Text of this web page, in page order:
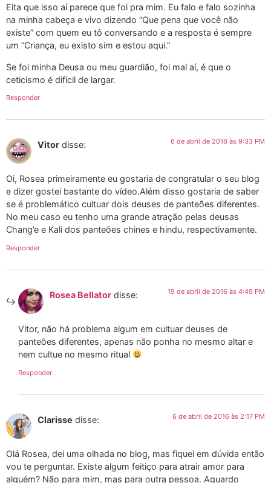
Eita que isso aí parece que foi pra mim. Eu falo e falo sozinha
na minha cabeça e vivo dizendo “Que pena que você não
existe” com quem eu tô conversando e a resposta é sempre
um “Criança, eu existo sim e estou aqui.”
Se foi minha Deusa ou meu guardião, foi mal aí, é que o
ceticismo é difícil de largar.
Responder
Vitor disse: 6 de abril de 2016 às 9:33 PM
Oi, Rosea primeiramente eu gostaria de congratular o seu blog
e dizer gostei bastante do vídeo.Além disso gostaria de saber
se é problemático cultuar dois deuses de panteões diferentes.
No meu caso eu tenho uma grande atração pelas deusas
Chang’e e Kali dos panteões chines e hindu, respectivamente.
Responder
Rosea Bellator disse: 19 de abril de 2016 às 4:49 PM
Vitor, não há problema algum em cultuar deuses de
panteões diferentes, apenas não ponha no mesmo altar e
nem cultue no mesmo ritual
Responder
Clarisse disse: 6 de abril de 2016 às 2:17 PM
Olá Rosea, dei uma olhada no blog, mas fiquei em dúvida então
vou te perguntar. Existe algum feitiço para atrair amor para
alguém? Não para mim, mas para outra pessoa. Aguardo